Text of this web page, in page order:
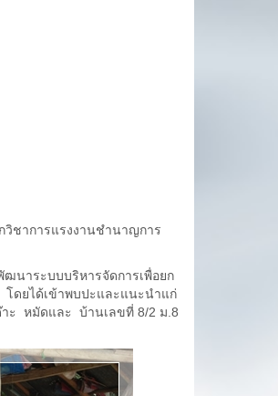
ชาการแรงงานชำนาญการ
นาระบบบริหารจัดการเพื่อยก
โดยได้เข้าพบปะและแนะนำแก่
าะ หมัดและ บ้านเลขที่ 8/2 ม.8